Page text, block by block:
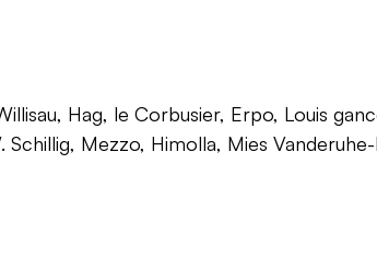
Hag, le Corbusier, Erpo, Louis
Mezzo, Himolla, Mies